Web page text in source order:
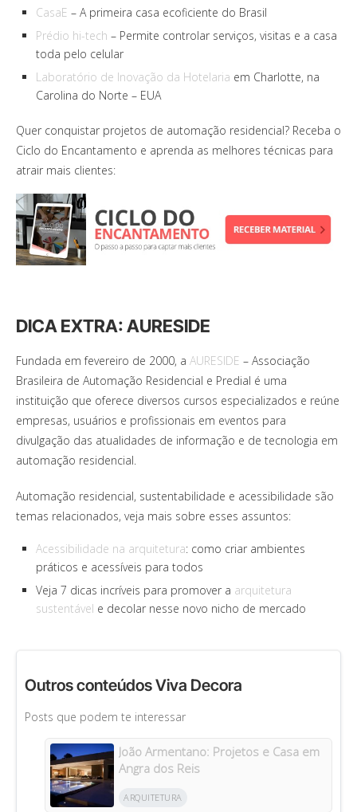
CasaE – A primeira casa ecoficiente do Brasil
Prédio hi-tech – Permite controlar serviços, visitas e a casa
toda pelo celular
Laboratório de Inovação da Hotelaria em Charlotte, na
Carolina do Norte – EUA
Quer conquistar projetos de automação residencial? Receba o
Ciclo do Encantamento e aprenda as melhores técnicas para
atrair mais clientes:
DICA EXTRA: AURESIDE
Fundada em fevereiro de 2000, a AURESIDE – Associação
Brasileira de Automação Residencial e Predial é uma
instituição que oferece diversos cursos especializados e reúne
empresas, usuários e profissionais em eventos para
divulgação das atualidades de informação e de tecnologia em
automação residencial.
Automação residencial, sustentabilidade e acessibilidade são
temas relacionados, veja mais sobre esses assuntos:
Acessibilidade na arquitetura: como criar ambientes
práticos e acessíveis para todos
Veja 7 dicas incríveis para promover a arquitetura
sustentável e decolar nesse novo nicho de mercado
Outros conteúdos Viva Decora
Posts que podem te interessar
João Armentano: Projetos e Casa em
Angra dos Reis
ARQUITETURA